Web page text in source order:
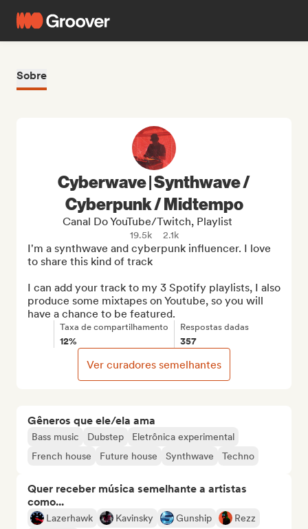
Sobre
Gêneros que ele/ela ama
Bass music Dubstep
Eletrônica experimental
French house
Future house Synthwave Techno
Quer receber música semelhante a artistas
como...
Lazerhawk Kavinsky Gunship
Rezz
Cyberwave | Synthwave /
Cyberpunk / Midtempo
Canal Do YouTube/Twitch, Playlist
19.5k 2.1k
I'm a synthwave and cyberpunk influencer. I love
to share this kind of track
I can add your track to my 3 Spotify playlists, I also
produce some mixtapes on Youtube, so you will
have a chance to be featured.
Taxa de compartilhamento
12%
Respostas dadas
357
Ver curadores semelhantes